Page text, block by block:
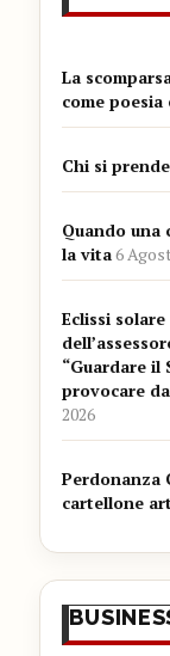
La
come
Chi si
Quando una
la vita6
Eclissi
“Guardare
provocare
2026
Perdonanza
cartellone